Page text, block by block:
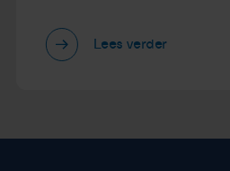
Lees verder